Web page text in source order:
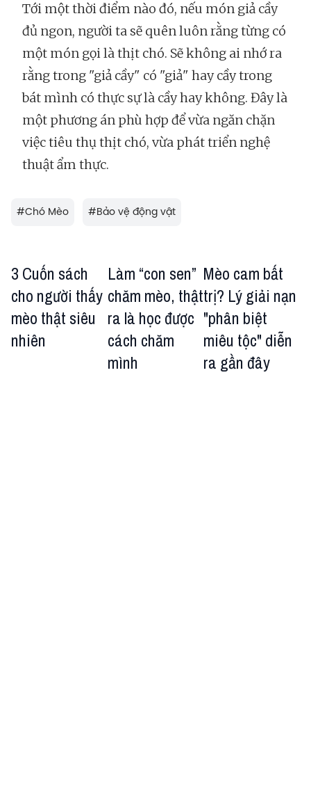
Tới một thời điểm nào đó, nếu món giả cầy
đủ ngon, người ta sẽ quên luôn rằng từng có
một món gọi là thịt chó. Sẽ không ai nhớ ra
rằng trong "giả cầy" có "giả" hay cầy trong
bát mình có thực sự là cầy hay không. Đây là
một phương án phù hợp để vừa ngăn chặn
việc tiêu thụ thịt chó, vừa phát triển nghệ
thuật ẩm thực.
#Chó Mèo #Bảo vệ động vật
3 Cuốn sách
cho người thấy
mèo thật siêu
nhiên
Làm “con sen”
chăm mèo, thật
ra là học được
cách chăm
mình
Mèo cam bất
trị? Lý giải nạn
"phân biệt
miêu tộc" diễn
ra gần đây